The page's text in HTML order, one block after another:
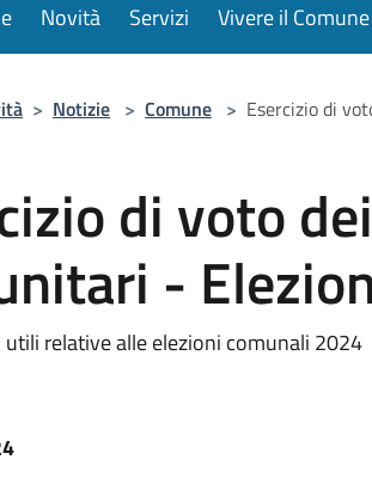
Novità Servizi Vivere il Comune
> Notizie > Comune > Esercizio di
di voto
-
relative alle elezioni comunali 2024